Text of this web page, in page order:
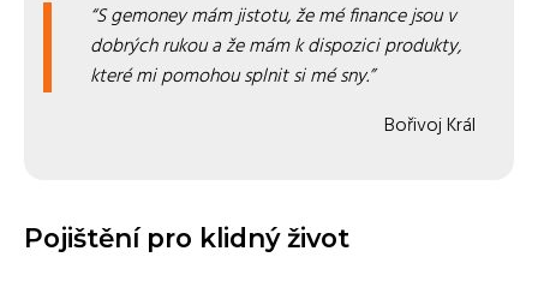
S gemoney mám jistotu, že mé finance jsou v
dobrých rukou a že mám k dispozici produkty,
které mi pomohou splnit si mé sny.
Bořivoj Král
Pojištění pro klidný život